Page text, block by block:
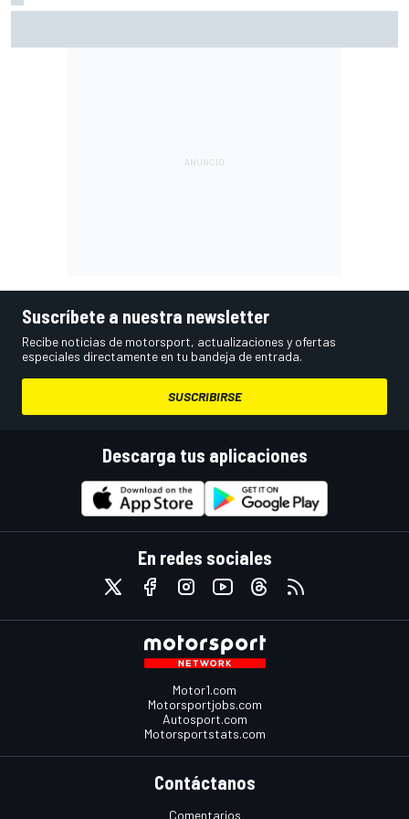
Suscríbete a nuestra newsletter
Recibe noticias de motorsport, actualizaciones y ofertas
especiales directamente en tu bandeja de entrada.
SUSCRIBIRSE
Descarga tus aplicaciones
En redes sociales
Motor1.com
Motorsportjobs.com
Autosport.com
Motorsportstats.com
Contáctanos
Comentarios